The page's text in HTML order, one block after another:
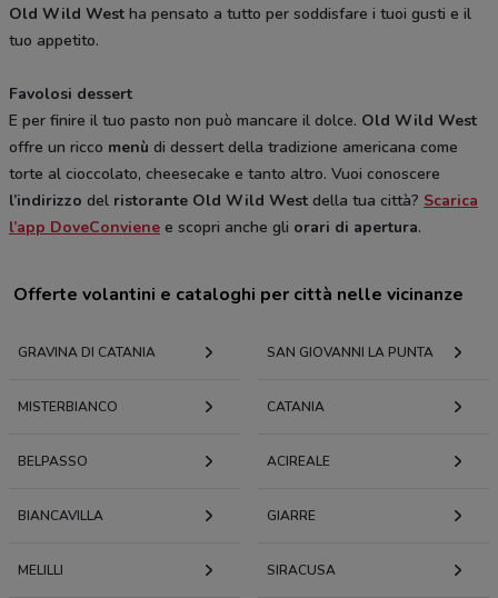
Old Wild West ha pensato a tutto per soddisfare i tuoi gusti e il
tuo appetito.
Favolosi dessert
E per finire il tuo pasto non può mancare il dolce. Old Wild West
offre un ricco menù di dessert della tradizione americana come
torte al cioccolato, cheesecake e tanto altro. Vuoi conoscere
l’indirizzo del ristorante Old Wild West della tua città? Scarica
l’app DoveConviene e scopri anche gli orari di apertura.
Offerte volantini e cataloghi per città nelle vicinanze
GRAVINA DI CATANIA SAN GIOVANNI LA PUNTA
MISTERBIANCO CATANIA
BELPASSO ACIREALE
BIANCAVILLA GIARRE
MELILLI SIRACUSA